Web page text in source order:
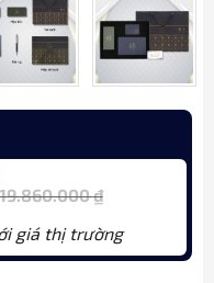
₫
giá thị trường